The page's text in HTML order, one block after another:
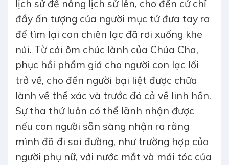
lịch sử để nâng lịch sử lên, cho đến cử chỉ
đầy ấn tượng của người mục tử đưa tay ra
để tìm lại con chiên lạc đã rơi xuống khe
núi. Từ cái ôm chúc lành của Chúa Cha,
phục hồi phẩm giá cho người con lạc lối
trở về, cho đến người bại liệt được chữa
lành về thể xác và trước đó cả về linh hồn.
Sự tha thứ luôn có thể lãnh nhận được
nếu con người sẵn sàng nhận ra rằng
mình đã đi sai đường, như trường hợp của
người phụ nữ, với nước mắt và mái tóc của